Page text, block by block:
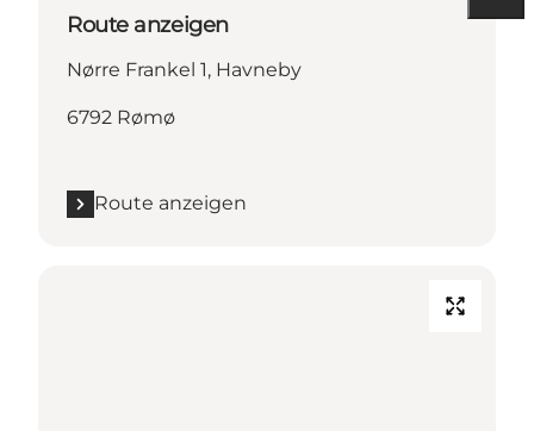
Route anzeigen
Nørre Frankel 1, Havneby
6792 Rømø
Route anzeigen